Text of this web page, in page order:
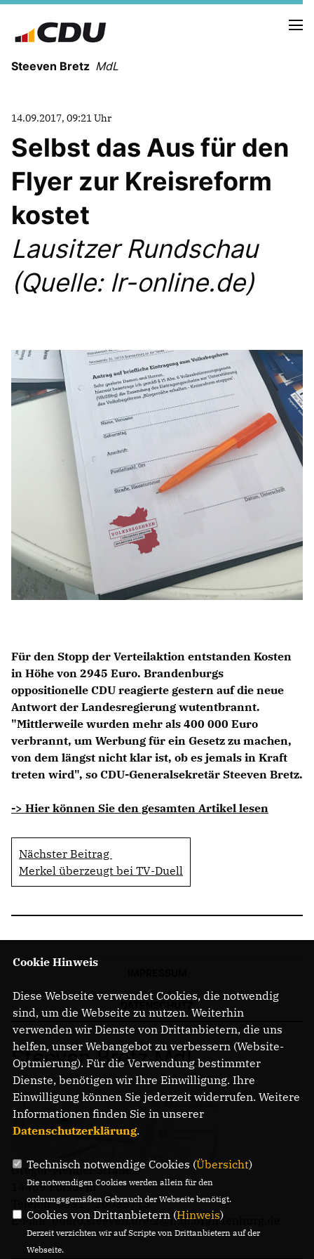
Steeven Bretz MdL
VITA
WAHLKREISBESUCHE
MEIN WAHLKREIS
ZIELE
CDU Deutschland
CDU Fraktion im Brandenburger Landtag
CDU Brandenburg
CDU Potsdam
14.09.2017, 09:21 Uhr
Selbst das Aus für den
Flyer zur Kreisreform
kostet
Lausitzer Rundschau
(Quelle: lr-online.de)
Für den Stopp der Verteilaktion entstanden Kosten
in Höhe von 2945 Euro. Brandenburgs
oppositionelle CDU reagierte gestern auf die neue
Antwort der Landesregierung wutentbrannt.
"Mittlerweile wurden mehr als 400 000 Euro
verbrannt, um Werbung für ein Gesetz zu machen,
von dem längst nicht klar ist, ob es jemals in Kraft
treten wird", so CDU-Generalsekretär Steeven Bretz.
-> Hier können Sie den gesamten Artikel lesen
Nächster Beitrag
Merkel überzeugt bei TV-Duell
Steeven Bretz MdL
Gregor-Mendel-Straße 3
14469 Potsdam
Telefon: 0331 - 20085713
E-Mail: buero.steeven.bretz@mdl.brandenburg.de
Cookie Hinweis
Diese Webseite verwendet Cookies, die notwendig
sind, um die Webseite zu nutzen. Weiterhin
verwenden wir Dienste von Drittanbietern, die uns
helfen, unser Webangebot zu verbessern (Website-
Optmierung). Für die Verwendung bestimmter
Dienste, benötigen wir Ihre Einwilligung. Ihre
Einwilligung können Sie jederzeit widerrufen. Weitere
Informationen finden Sie in unserer
Datenschutzerklärung.
Technisch notwendige Cookies (Übersicht)
Die notwendigen Cookies werden allein für den
ordnungsgemäßen Gebrauch der Webseite benötigt.
Cookies von Drittanbietern (Hinweis)
Derzeit verzichten wir auf Scripte von Drittanbietern auf der
Webseite.